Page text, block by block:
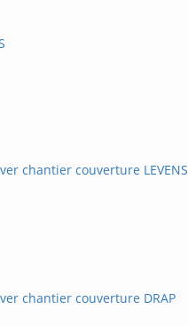
chantier couverture LEVENS
chantier couverture DRAP